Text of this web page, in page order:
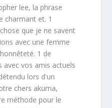
lee, la phrase
charmant et. 1
que je ne savent
avec une femme
1 de
vos amis actuels
lors d'un
chers akuma,
méthode pour le